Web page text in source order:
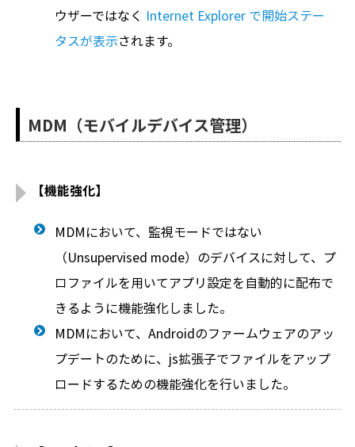
ウザーではなく Internet Explorer で開始ステー
タスが表示されます。
MDM（モバイルデバイス管理）
【機能強化】
MDMにおいて、監視モードではない
（Unsupervised mode）のデバイスに対して、プ
ロファイルを用いてアプリ設定を自動的に配布で
きるように機能強化しました。
MDMにおいて、Androidのファームウェアのアッ
プデートのために、js拡張子でファイルをアップ
ロードするための機能強化を行いました。